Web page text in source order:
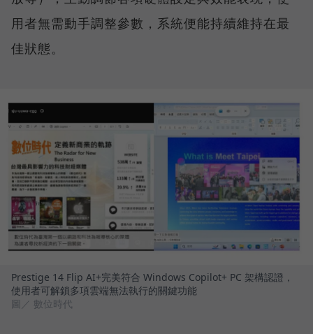
用者無需動手調整參數，系統便能持續維持在最
佳狀態。
Prestige 14 Flip AI+完美符合 Windows Copilot+ PC 架構認證，
使用者可解鎖多項雲端無法執行的關鍵功能
圖／ 數位時代